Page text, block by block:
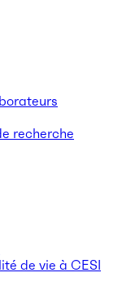
recherche
de vie à CESI